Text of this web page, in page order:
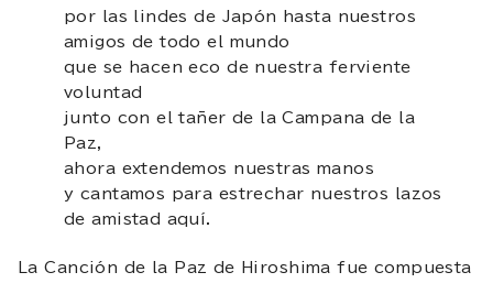
por las lindes de Japón hasta nuestros
amigos de todo el mundo
que se hacen eco de nuestra ferviente
voluntad
junto con el tañer de la Campana de la
Paz,
ahora extendemos nuestras manos
y cantamos para estrechar nuestros lazos
de amistad aquí.
La Canción de la Paz de Hiroshima fue compuesta